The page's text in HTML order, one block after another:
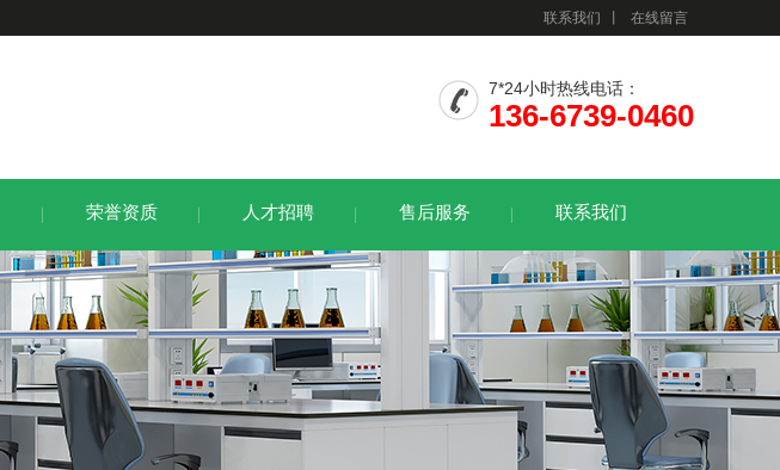
联系我们 在线留言
7*24小时热线电话：
136-6739-0460
荣誉资质 人才招聘 售后服务 联系我们